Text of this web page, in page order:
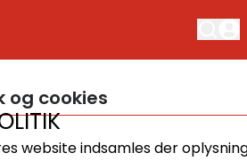
og cookies
website indsamles der